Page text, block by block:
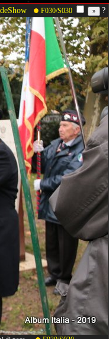
F030/S030 ?